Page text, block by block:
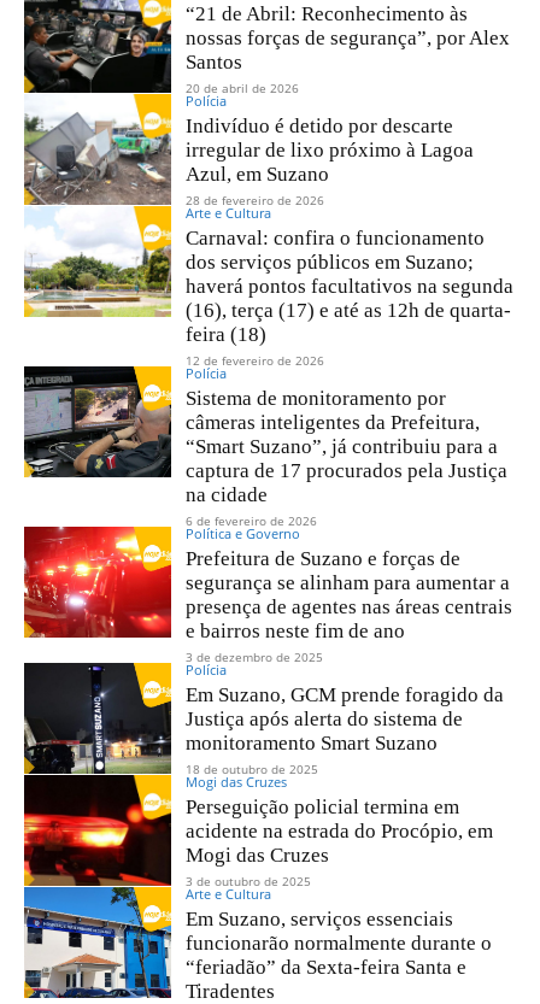
“21 de Abril: Reconhecimento às
nossas forças de segurança”, por Alex
Santos
20 de abril de 2026
Polícia
Indivíduo é detido por descarte
irregular de lixo próximo à Lagoa
Azul, em Suzano
28 de fevereiro de 2026
Arte e Cultura
Carnaval: confira o funcionamento
dos serviços públicos em Suzano;
haverá pontos facultativos na segunda
(16), terça (17) e até as 12h de quarta-
feira (18)
12 de fevereiro de 2026
Polícia
Sistema de monitoramento por
câmeras inteligentes da Prefeitura,
“Smart Suzano”, já contribuiu para a
captura de 17 procurados pela Justiça
na cidade
6 de fevereiro de 2026
Política e Governo
Prefeitura de Suzano e forças de
segurança se alinham para aumentar a
presença de agentes nas áreas centrais
e bairros neste fim de ano
3 de dezembro de 2025
Polícia
Em Suzano, GCM prende foragido da
Justiça após alerta do sistema de
monitoramento Smart Suzano
18 de outubro de 2025
Mogi das Cruzes
Perseguição policial termina em
acidente na estrada do Procópio, em
Mogi das Cruzes
3 de outubro de 2025
Arte e Cultura
Em Suzano, serviços essenciais
funcionarão normalmente durante o
“feriadão” da Sexta-feira Santa e
Tiradentes